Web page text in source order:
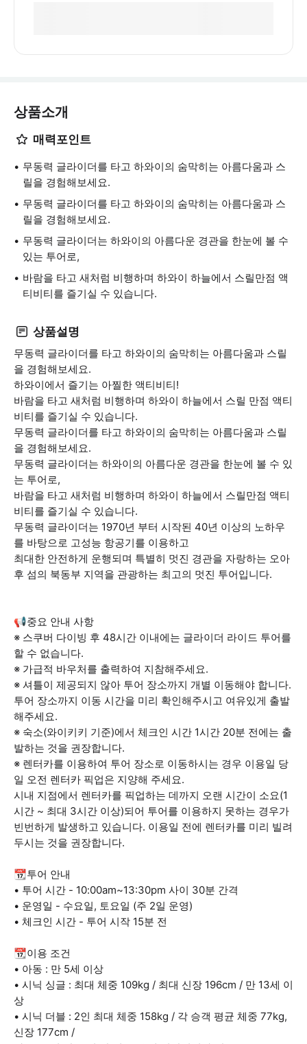
상품소개
매력포인트
무동력 글라이더를 타고 하와이의 숨막히는 아름다움과 스
릴을 경험해보세요.
무동력 글라이더를 타고 하와이의 숨막히는 아름다움과 스
릴을 경험해보세요.
무동력 글라이더는 하와이의 아름다운 경관을 한눈에 볼 수
있는 투어로,
바람을 타고 새처럼 비행하며 하와이 하늘에서 스릴만점 액
티비티를 즐기실 수 있습니다.
상품설명
무동력 글라이더를 타고 하와이의 숨막히는 아름다움과 스릴
을 경험해보세요.
하와이에서 즐기는 아찔한 액티비티!
바람을 타고 새처럼 비행하며 하와이 하늘에서 스릴 만점 액티
비티를 즐기실 수 있습니다.
무동력 글라이더를 타고 하와이의 숨막히는 아름다움과 스릴
을 경험해보세요.
무동력 글라이더는 하와이의 아름다운 경관을 한눈에 볼 수 있
는 투어로,
바람을 타고 새처럼 비행하며 하와이 하늘에서 스릴만점 액티
비티를 즐기실 수 있습니다.
무동력 글라이더는 1970년 부터 시작된 40년 이상의 노하우
를 바탕으로 고성능 항공기를 이용하고
최대한 안전하게 운행되며 특별히 멋진 경관을 자랑하는 오아
후 섬의 북동부 지역을 관광하는 최고의 멋진 투어입니다.
📢중요 안내 사항
※ 스쿠버 다이빙 후 48시간 이내에는 글라이더 라이드 투어를
할 수 없습니다.
※ 가급적 바우처를 출력하여 지참해주세요.
※ 셔틀이 제공되지 않아 투어 장소까지 개별 이동해야 합니다.
투어 장소까지 이동 시간을 미리 확인해주시고 여유있게 출발
해주세요.
※ 숙소(와이키키 기준)에서 체크인 시간 1시간 20분 전에는 출
발하는 것을 권장합니다.
※ 렌터카를 이용하여 투어 장소로 이동하시는 경우 이용일 당
일 오전 렌터카 픽업은 지양해 주세요.
시내 지점에서 렌터카를 픽업하는 데까지 오랜 시간이 소요(1
시간 ~ 최대 3시간 이상)되어 투어를 이용하지 못하는 경우가
빈번하게 발생하고 있습니다. 이용일 전에 렌터카를 미리 빌려
두시는 것을 권장합니다.
📆투어 안내
• 투어 시간 - 10:00am~13:30pm 사이 30분 간격
• 운영일 - 수요일, 토요일 (주 2일 운영)
• 체크인 시간 - 투어 시작 15분 전
📆이용 조건
• 아동 : 만 5세 이상
• 시닉 싱글 : 최대 체중 109kg / 최대 신장 196cm / 만 13세 이
상
• 시닉 더블 : 2인 최대 체중 158kg / 각 승객 평균 체중 77kg,
신장 177cm /